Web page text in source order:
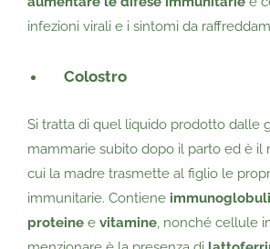
infezioni virali e i sintomi da
Colostro
Si tratta di quel liquido prodotto dalle
mammarie subito dopo il parto ed è il
cui la madre trasmette al figlio le
immunitarie. Contiene
proteine e vitamine, nonché cellule